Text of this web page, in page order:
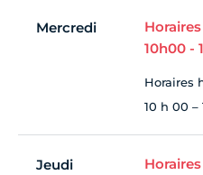
Mercredi
10h00 -
Horaires
10 h 00 –
Jeudi